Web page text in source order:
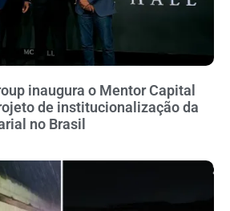
inaugura o Mentor Capital
de institucionalização da
no Brasil